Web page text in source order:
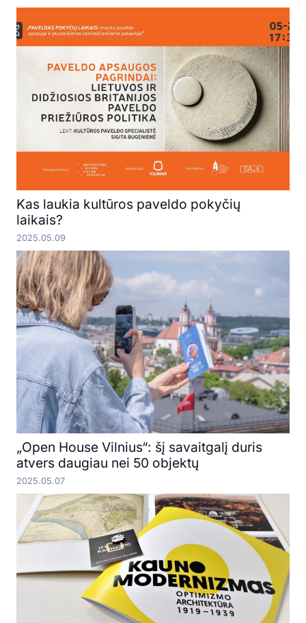
Kas laukia kultūros paveldo pokyčių
laikais?
2025.05.09
„Open House Vilnius“: šį savaitgalį duris
atvers daugiau nei 50 objektų
2025.05.07